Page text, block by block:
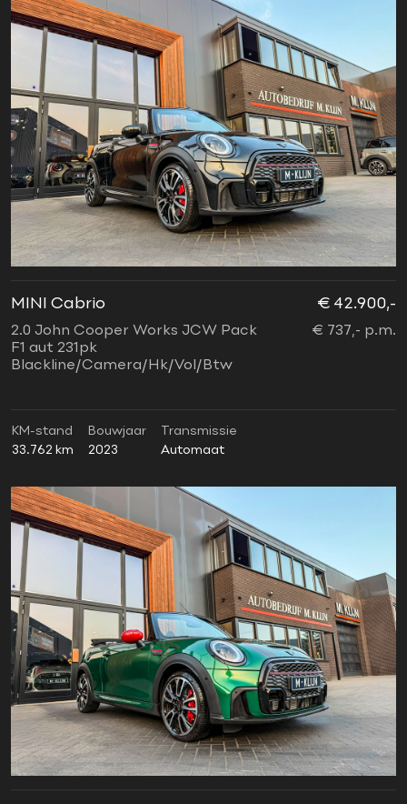
MINI Cabrio
2.0 John Cooper Works JCW Pack
F1 aut 231pk
Blackline/Camera/Hk/Vol/Btw
€ 42.900,-
€ 737,- p.m.
KM-stand
33.762 km
Bouwjaar
2023
Transmissie
Automaat